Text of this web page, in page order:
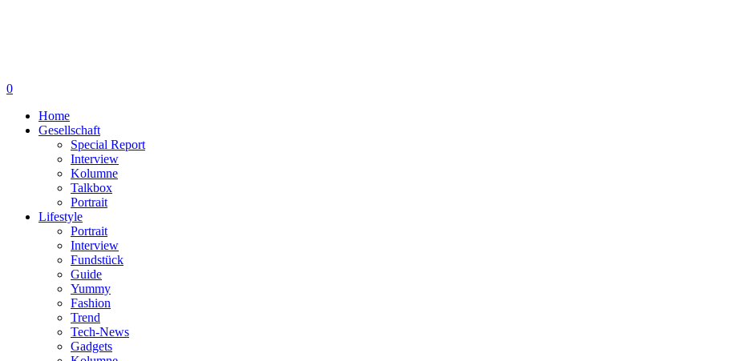
0
Home
Gesellschaft
Special Report
Interview
Kolumne
Talkbox
Portrait
Lifestyle
Portrait
Interview
Fundstück
Guide
Yummy
Fashion
Trend
Tech-News
Gadgets